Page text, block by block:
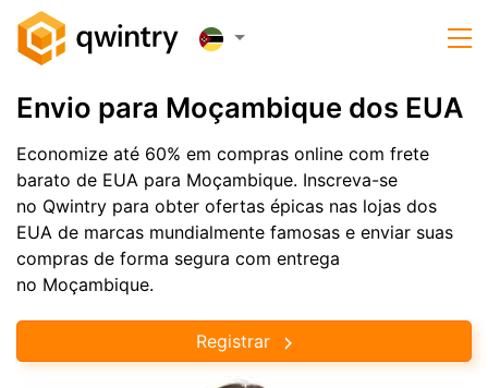
Envio para Moçambique dos EUA
Economize até 60% em compras online com frete
barato de EUA para Moçambique. Inscreva-se
no Qwintry para obter ofertas épicas nas lojas dos
EUA de marcas mundialmente famosas e enviar suas
compras de forma segura com entrega
no Moçambique.
Registrar